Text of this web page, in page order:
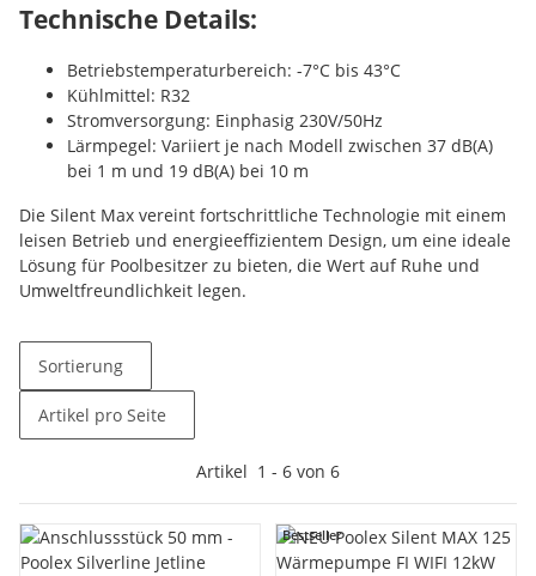
Technische Details:
Betriebstemperaturbereich: -7°C bis 43°C
Kühlmittel: R32
Stromversorgung: Einphasig 230V/50Hz
Lärmpegel: Variiert je nach Modell zwischen 37 dB(A)
bei 1 m und 19 dB(A) bei 10 m
Die Silent Max vereint fortschrittliche Technologie mit einem
leisen Betrieb und energieeffizientem Design, um eine ideale
Lösung für Poolbesitzer zu bieten, die Wert auf Ruhe und
Umweltfreundlichkeit legen.
Sortierung
Artikel pro Seite
Artikel 1 - 6 von 6
Bestseller